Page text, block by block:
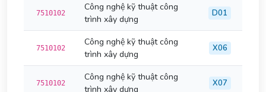
7510102
Công nghệ kỹ thuật công
trình xây dựng
D01
7510102
Công nghệ kỹ thuật công
trình xây dựng
X06
7510102
Công nghệ kỹ thuật công
trình xây dựng
X07